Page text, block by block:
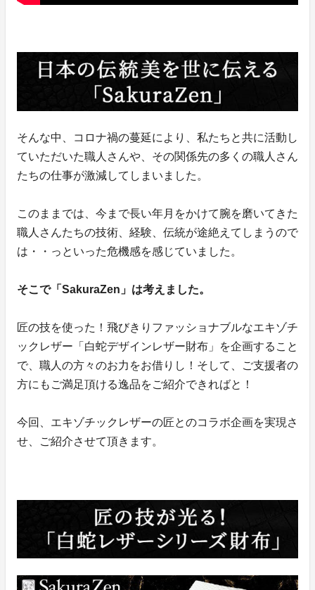
そんな中、コロナ禍の蔓延により、私たちと共に活動し
ていただいた職人さんや、その関係先の多くの職人さん
たちの仕事が激減してしまいました。
このままでは、今まで長い年月をかけて腕を磨いてきた
職人さんたちの技術、経験、伝統が途絶えてしまうので
は・・っといった危機感を感じていました。
そこで「SakuraZen」は考えました。
匠の技を使った！飛びきりファッショナブルなエキゾチ
ックレザー「白蛇デザインレザー財布」を企画すること
で、職人の方々のお力をお借りし！そして、ご支援者の
方にもご満足頂ける逸品をご紹介できればと！
今回、エキゾチックレザーの匠とのコラボ企画を実現さ
せ、ご紹介させて頂きます。